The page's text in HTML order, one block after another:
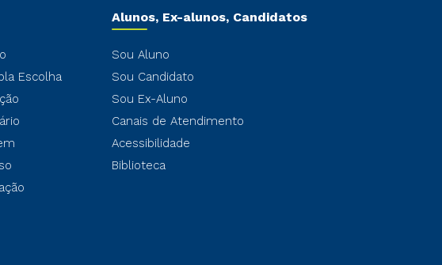
Escolha
Alunos, Ex-alunos, Candidatos
Sou Aluno
Sou Candidato
Sou Ex-Aluno
Canais de Atendimento
Acessibilidade
Biblioteca